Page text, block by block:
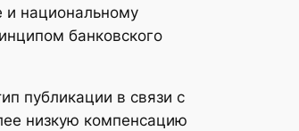
и национальному
банковского
публикации в связи с
низкую компенсацию